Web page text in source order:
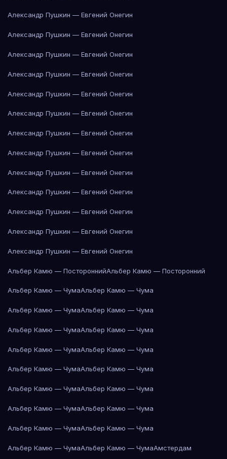
Александр Пушкин — Евгений Онегин
Александр Пушкин — Евгений Онегин
Александр Пушкин — Евгений Онегин
Александр Пушкин — Евгений Онегин
Александр Пушкин — Евгений Онегин
Александр Пушкин — Евгений Онегин
Александр Пушкин — Евгений Онегин
Александр Пушкин — Евгений Онегин
Александр Пушкин — Евгений Онегин
Александр Пушкин — Евгений Онегин
Александр Пушкин — Евгений Онегин
Александр Пушкин — Евгений Онегин
Александр Пушкин — Евгений Онегин
Альбер Камю — ПостороннийАльбер Камю — Посторонний
Альбер Камю — ЧумаАльбер Камю — Чума
Альбер Камю — ЧумаАльбер Камю — Чума
Альбер Камю — ЧумаАльбер Камю — Чума
Альбер Камю — ЧумаАльбер Камю — Чума
Альбер Камю — ЧумаАльбер Камю — Чума
Альбер Камю — ЧумаАльбер Камю — Чума
Альбер Камю — ЧумаАльбер Камю — Чума
Альбер Камю — ЧумаАльбер Камю — Чума
Альбер Камю — ЧумаАльбер Камю — ЧумаАмстердам